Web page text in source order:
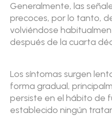
Generalmente, las
precoces, por lo tanto,
volviéndose
después de la cuarta
Los síntomas surgen
forma gradual,
persiste en el hábito de
establecido ningún